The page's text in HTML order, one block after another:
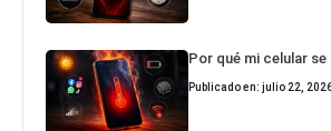
Por qué mi celular
Publicado en: julio 22,